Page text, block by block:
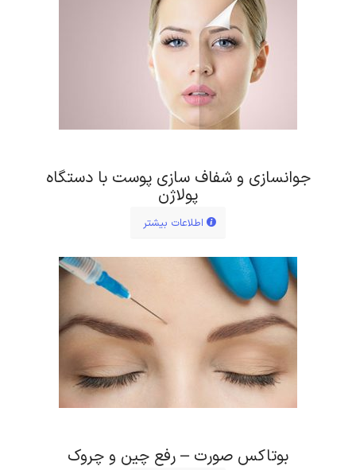
جوانسازی و شفاف سازی پوست با دستگاه
پولاژن
اطلاعات بیشتر
بوتاکس صورت – رفع چین و چروک